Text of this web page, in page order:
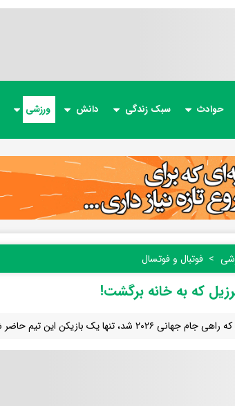
حوادث سبک زندگی دانش ورزشی
فوتبال و فوتسال
که به خانه برگشت!
تنها یک بازیکن این تیم حاضر شد که به کشور برگردد.